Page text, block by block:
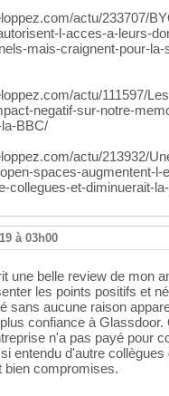
actu/233707/
l-acces-a-leurs-
mais-craignent-pour-la-
actu/111597/
negatif-sur-notre-
BBC/
actu/213932/
spaces-augmentent-l-
collegues-et-diminuerait-
à 03h00
une belle review de mon
les points positifs et
sans aucune raison
confiance à Glassdoor.
n'a pas payé pour
entendu d'autre collègues
bien compromises.